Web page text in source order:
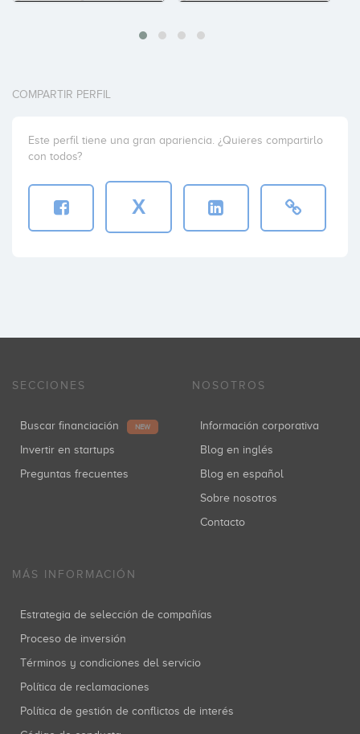
COMPARTIR PERFIL
Este perfil tiene una gran apariencia. ¿Quieres compartirlo
con todos?
X
SECCIONES
Buscar financiación NEW
Invertir en startups
Preguntas frecuentes
NOSOTROS
Información corporativa
Blog en inglés
Blog en español
Sobre nosotros
Contacto
MÁS INFORMACIÓN
Estrategia de selección de compañías
Proceso de inversión
Términos y condiciones del servicio
Política de reclamaciones
Política de gestión de conflictos de interés